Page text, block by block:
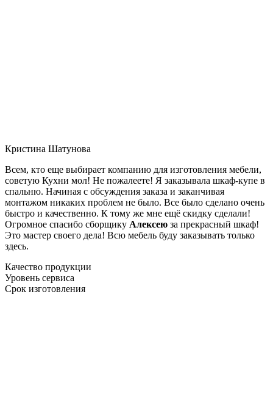
Кристина Шатунова
Всем, кто еще выбирает компанию для изготовления мебели,
советую Кухни мол! Не пожалеете! Я заказывала шкаф-купе в
спальню. Начиная с обсуждения заказа и заканчивая
монтажом никаких проблем не было. Все было сделано очень
быстро и качественно. К тому же мне ещё скидку сделали!
Огромное спасибо сборщику Алексею за прекрасный шкаф!
Это мастер своего дела! Всю мебель буду заказывать только
здесь.
Качество продукции
Уровень сервиса
Срок изготовления